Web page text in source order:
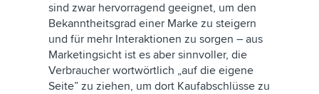
sind zwar hervorragend geeignet, um den
Bekanntheitsgrad einer Marke zu steigern
und für mehr Interaktionen zu sorgen – aus
Marketingsicht ist es aber sinnvoller, die
Verbraucher wortwörtlich „auf die eigene
Seite” zu ziehen, um dort Kaufabschlüsse zu